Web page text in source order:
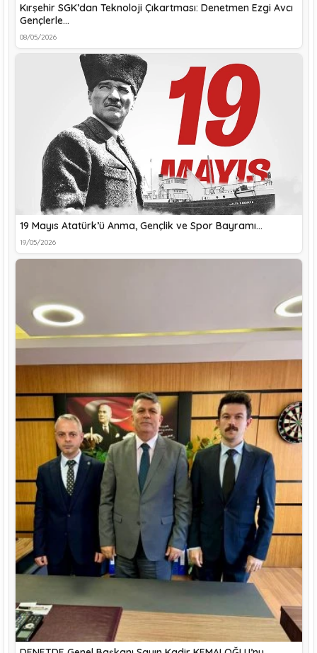
Kırşehir SGK’dan Teknoloji Çıkartması: Denetmen Ezgi Avcı
Gençlerle…
08/05/2026
19 Mayıs Atatürk’ü Anma, Gençlik ve Spor Bayramı…
19/05/2026